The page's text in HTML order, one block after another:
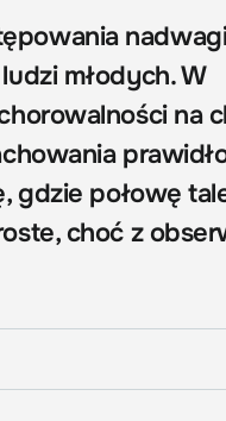
młodych. W
na
gdzie połowę
choć z